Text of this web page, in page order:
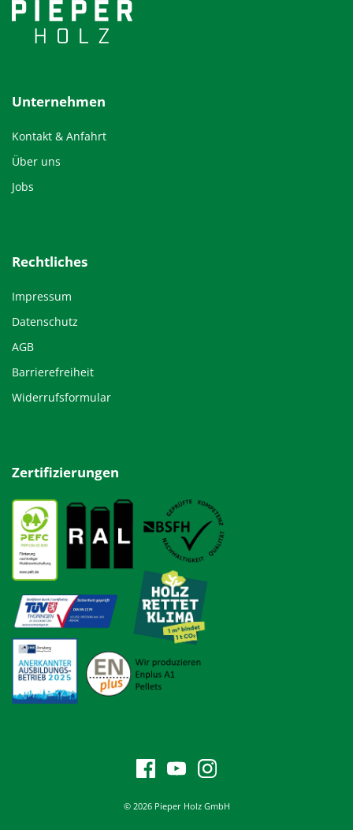
Unternehmen
Kontakt & Anfahrt
Über uns
Jobs
Rechtliches
Impressum
Datenschutz
AGB
Barrierefreiheit
Widerrufsformular
Zertifizierungen
© 2026 Pieper Holz GmbH